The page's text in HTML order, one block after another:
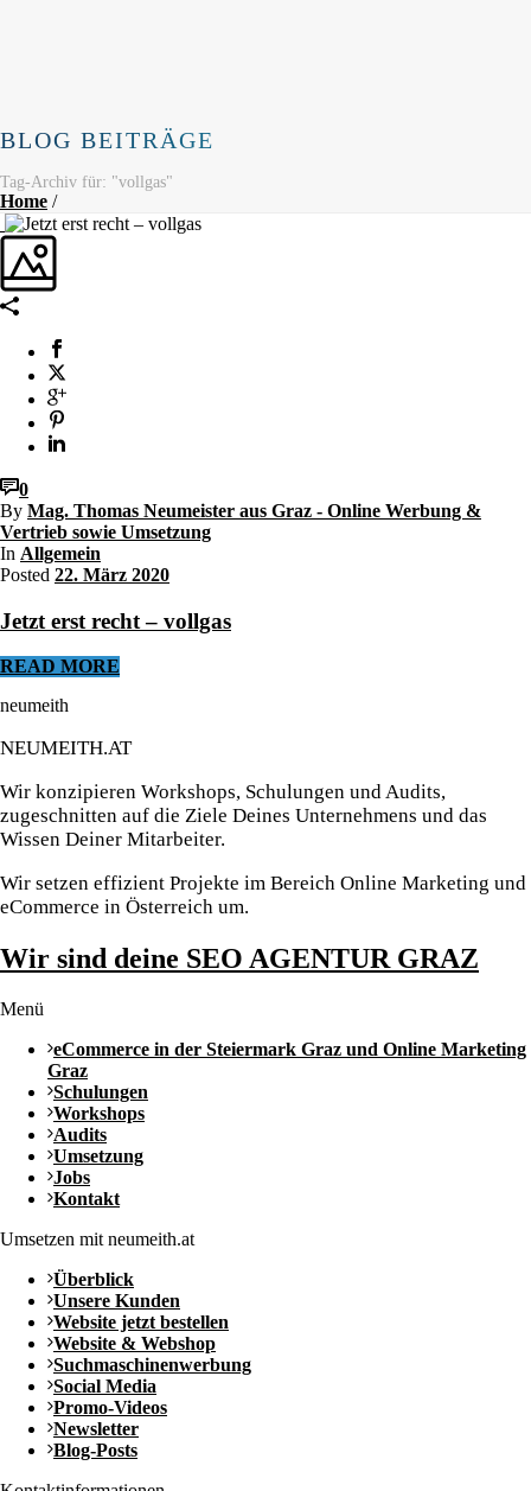
BLOG BEITRÄGE
Tag-Archiv für: "vollgas"
Home /
0
By Mag. Thomas Neumeister aus Graz - Online Werbung &
Vertrieb sowie Umsetzung
In Allgemein
Posted 22. März 2020
Jetzt erst recht – vollgas
READ MORE
neumeith
NEUMEITH.AT
Wir konzipieren Workshops, Schulungen und Audits,
zugeschnitten auf die Ziele Deines Unternehmens und das
Wissen Deiner Mitarbeiter.
Wir setzen effizient Projekte im Bereich Online Marketing und
eCommerce in Österreich um.
Wir sind deine SEO AGENTUR GRAZ
Menü
eCommerce in der Steiermark Graz und Online Marketing
Graz
Schulungen
Workshops
Audits
Umsetzung
Jobs
Kontakt
Umsetzen mit neumeith.at
Überblick
Unsere Kunden
Website jetzt bestellen
Website & Webshop
Suchmaschinenwerbung
Social Media
Promo-Videos
Newsletter
Blog-Posts